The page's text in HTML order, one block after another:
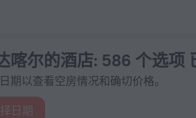
喀尔的酒店: 586 个选项
期以查看空房情况和确切价格。
日期
上预订